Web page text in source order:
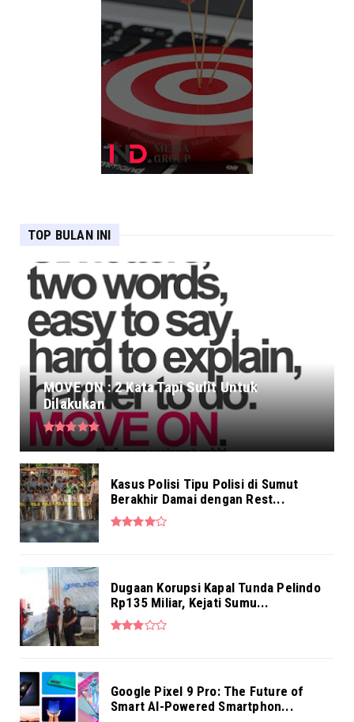
TOP BULAN INI
MOVE ON : 2 Kata Tapi Sulit Untuk
Dilakukan
Kasus Polisi Tipu Polisi di Sumut
Berakhir Damai dengan Rest...
Dugaan Korupsi Kapal Tunda Pelindo
Rp135 Miliar, Kejati Sumu...
Google Pixel 9 Pro: The Future of
Smart AI-Powered Smartphon...